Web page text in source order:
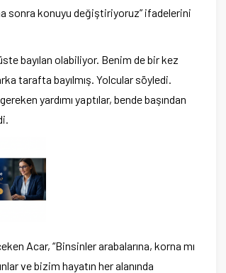
sonra konuyu değiştiriyoruz” ifadelerini
bayılan olabiliyor. Benim de bir kez
tarafta bayılmış. Yolcular söyledi.
yardımı yaptılar, bende başından
Acar, “Binsinler arabalarına, korna mı
ve bizim hayatın her alanında